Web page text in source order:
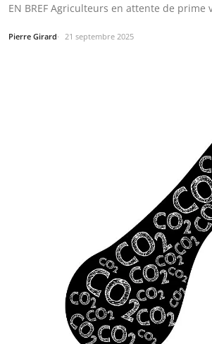
EN BREF Agriculteurs en attente de
Pierre Girard 21 septembre 2025